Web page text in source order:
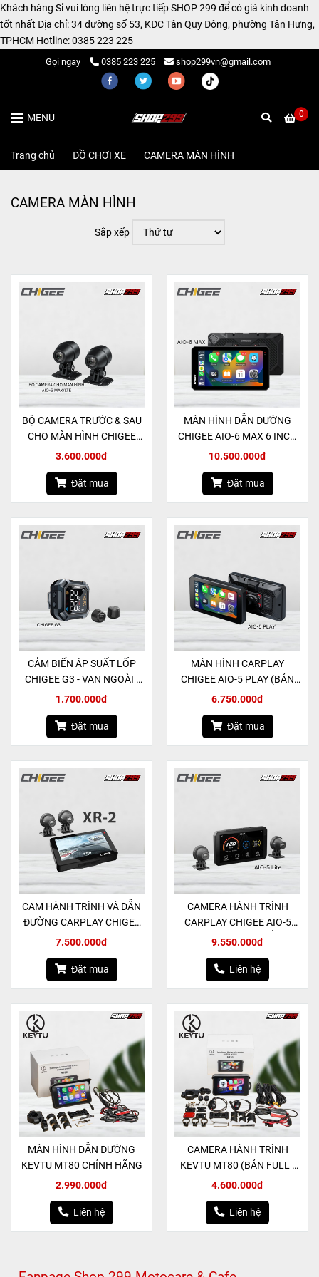
Gọi ngay 0385 223 225 shop299vn@gmail.com
0
MENU
Trang chủ ĐỒ CHƠI XE CAMERA MÀN HÌNH
CAMERA MÀN HÌNH
Sắp xếp
BỘ CAMERA TRƯỚC & SAU
CHO MÀN HÌNH CHIGEE
AIO-6 MAX/LTE CHÍNH
3.600.000đ
Đặt mua
MÀN HÌNH DẪN ĐƯỜNG
CHIGEE AIO-6 MAX 6 INCH
CHÍNH HÃNG
10.500.000đ
Đặt mua
CẢM BIẾN ÁP SUẤT LỐP
CHIGEE G3 - VAN NGOÀI -
ĐEN
1.700.000đ
Đặt mua
MÀN HÌNH CARPLAY
CHIGEE AIO-5 PLAY (BẢN
KHÔNG CAMERA HÀNH
6.750.000đ
Đặt mua
CAM HÀNH TRÌNH VÀ DẪN
ĐƯỜNG CARPLAY CHIGEE
XR-2 (BẢN 4.3 INCH)
7.500.000đ
Đặt mua
CAMERA HÀNH TRÌNH
CARPLAY CHIGEE AIO-5
LITE & MÀN HÌNH HIỂN THỊ
9.550.000đ
Liên hệ
MÀN HÌNH DẪN ĐƯỜNG
KEVTU MT80 CHÍNH HÃNG
2.990.000đ
Liên hệ
CAMERA HÀNH TRÌNH
KEVTU MT80 (BẢN FULL -
MÀN HÌNH, 2 CAMERA, 2 ÁP
4.600.000đ
Liên hệ
Khách hàng Sỉ vui lòng liên hệ trực tiếp SHOP 299 để có giá kinh doanh
tốt nhất Địa chỉ: 34 đường số 53, KĐC Tân Quy Đông, phường Tân Hưng,
TPHCM Hotline: 0385 223 225